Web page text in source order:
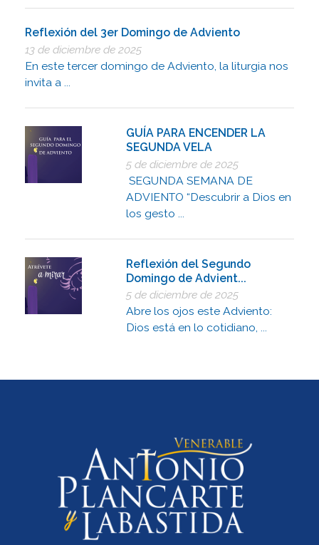
Reflexión del 3er Domingo de Adviento
13 de diciembre de 2025
En este tercer domingo de Adviento, la liturgia nos
invita a ...
GUÍA PARA ENCENDER LA
SEGUNDA VELA
5 de diciembre de 2025
SEGUNDA SEMANA DE
ADVIENTO “Descubrir a Dios en
los gesto ...
Reflexión del Segundo
Domingo de Advient...
5 de diciembre de 2025
Abre los ojos este Adviento:
Dios está en lo cotidiano, ...